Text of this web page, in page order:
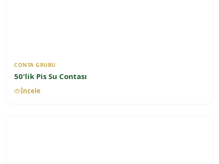
CONTA GRUBU
50'lik Pis Su Contası
İncele